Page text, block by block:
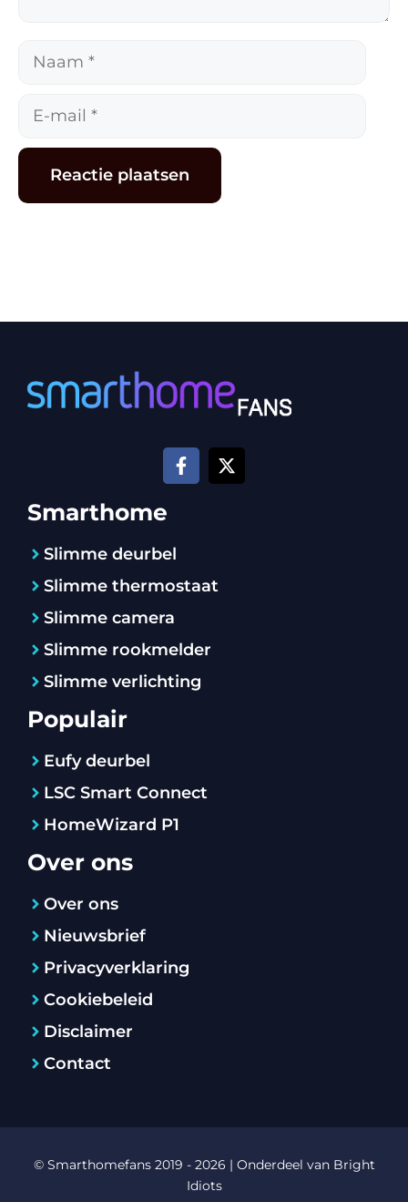
Naam
Smarthome
Slimme deurbel
Slimme thermostaat
Slimme camera
Slimme rookmelder
Slimme verlichting
Populair
Eufy deurbel
LSC Smart Connect
HomeWizard P1
Over ons
Over ons
Nieuwsbrief
Privacyverklaring
Cookiebeleid
Disclaimer
Contact
© Smarthomefans 2019 - 2026 | Onderdeel van Bright
Idiots